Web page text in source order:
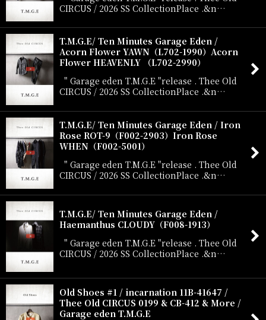
CIRCUS / 2026 SS CollectionPlace .&n…
T.M.G.E/ Ten Minutes Garage Eden /
Acorn Flower YAWN（L702-1990）Acorn
Flower HEAVENLY （L702-2990）
" Garage eden T.M.G.E "release . Thee Old
CIRCUS / 2026 SS CollectionPlace .&n…
T.M.G.E/ Ten Minutes Garage Eden / Iron
Rose ROT-9（F002-2903）Iron Rose
WHEN（F002-5001）
" Garage eden T.M.G.E "release . Thee Old
CIRCUS / 2026 SS CollectionPlace .&n…
T.M.G.E/ Ten Minutes Garage Eden /
Haemanthus CLOUDY（F008-1913）
" Garage eden T.M.G.E "release . Thee Old
CIRCUS / 2026 SS CollectionPlace .&n…
Old Shoes #1 / incarnation 11B-41647 /
Thee Old CIRCUS 0199 & CB-412 & More /
Garage eden T.M.G.E